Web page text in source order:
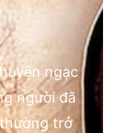
ngạc
người đã
trở